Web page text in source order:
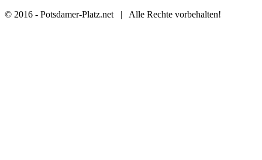
© 2016 - Potsdamer-Platz.net | Alle Rechte vorbehalten!